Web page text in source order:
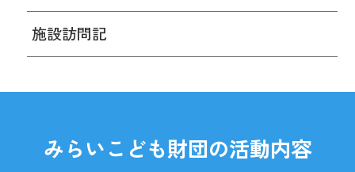
施設訪問記
みらいこども財団の活動内容